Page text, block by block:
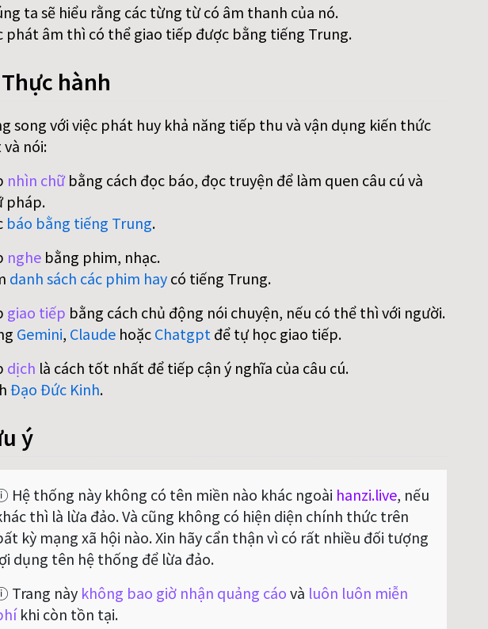
ta sẽ hiểu rằng các từng từ có âm thanh của nó.
phát âm thì có thể giao tiếp được bằng tiếng Trung.
hành
song với việc phát huy khả năng tiếp thu và vận dụng kiến thức
nói:
nhìn chữbằng cách đọc báo, đọc truyện để làm quen câu cú và
pháp.
báo bằng tiếng Trung.
nghebằng phim, nhạc.
danh sách các phim haycó tiếng Trung.
giao tiếp bằng cách chủ động nói chuyện, nếu có thể thì với người.
Gemini, ClaudehoặcChatgpt để tự học giao tiếp.
dịch là cách tốt nhất để tiếp cận ý nghĩa của câu cú.
Đạo Đức Kinh.
ý
Hệ thống này không có tên miền nào khác ngoài hanzi.live, nếu
thì là lừa đảo. Và cũng không có hiện diện chính thức trên
kỳ mạng xã hội nào. Xin hãy cẩn thận vì có rất nhiều đối tượng
dụng tên hệ thống để lừa đảo.
Trang này không bao giờ nhận quảng cáovà luôn luôn miễn
khi còn tồn tại.